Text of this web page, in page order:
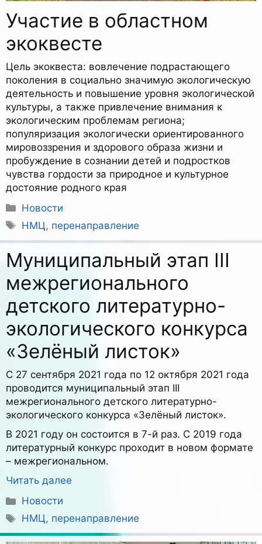
Участие в областном
экоквесте
Цель экоквеста: вовлечение подрастающего
поколения в социально значимую экологическую
деятельность и повышение уровня экологической
культуры, а также привлечение внимания к
экологическим проблемам региона;
популяризация экологически ориентированного
мировоззрения и здорового образа жизни и
пробуждение в сознании детей и подростков
чувства гордости за природное и культурное
достояние родного края
Рубрики
Новости
Метки
НМЦ, перенаправление
Муниципальный этап III
межрегионального
детского литературно-
экологического конкурса
«Зелёный листок»
С 27 сентября 2021 года по 12 октября 2021 года
проводится муниципальный этап III
межрегионального детского литературно-
экологического конкурса «Зелёный листок».
В 2021 году он состоится в 7-й раз. С 2019 года
литературный конкурс проходит в новом формате
– межрегиональном.
Читать далее
Рубрики
Новости
Метки
НМЦ, перенаправление